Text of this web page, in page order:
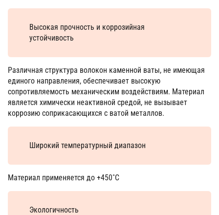
Высокая прочность и коррозийная
устойчивость
Различная структура волокон каменной ваты, не имеющая
единого направления, обеспечивает высокую
сопротивляемость механическим воздействиям. Материал
является химически неактивной средой, не вызывает
коррозию соприкасающихся с ватой металлов.
Широкий температурный диапазон
Материал применяется до +450˚С
Экологичность